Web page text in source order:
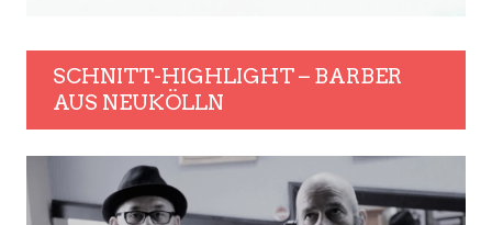
SCHNITT-HIGHLIGHT – BARBER
AUS NEUKÖLLN